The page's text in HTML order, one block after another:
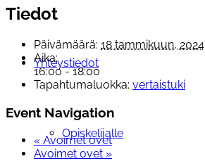
Yhteystiedot
Opiskelijalle
Tiedot
Päivämäärä: 18 tammikuun, 2024
Aika:
16:00 - 18:00
Tapahtumaluokka: vertaistuki
Event Navigation
« Avoimet ovet
Avoimet ovet »